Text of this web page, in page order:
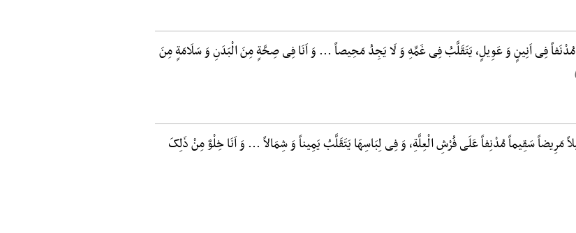
فِی اَنِینٍ وَ عَوِیلٍ، یَتَقَلَّبُ فِی غَمِّهِ وَ لَا یَجِدُ مَحِیصاً ... وَ اَنَا فِی صِحَّةٍ مِنَ الْبَدَنِ وَ سَلَامَةٍ مِنَ
سَقِیماً مُدْنِفاً عَلَی فُرْشِ الْعِلَّةِ، وَ فِی لِبَاسِهَا یَتَقَلَّبُ یَمِیناً وَ شِمَالاً ... وَ اَنَا خِلْوٌ مِنْ ذَلِکَ